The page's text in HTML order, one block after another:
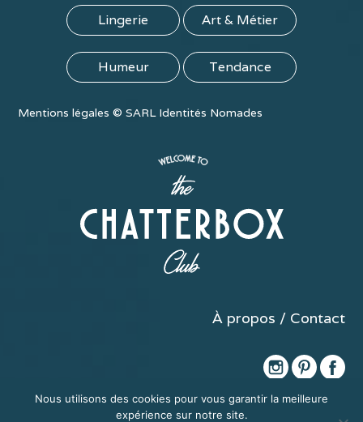
Lingerie Art & Métier
Humeur Tendance
Mentions légales ©SARL Identités Nomades
À propos / Contact
Nous utilisons des cookies pour vous garantir la meilleure
expérience sur notre site.